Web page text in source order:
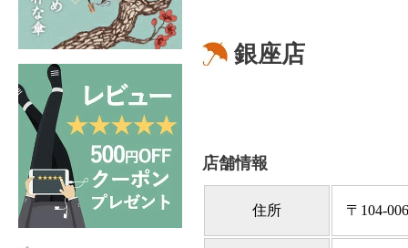
銀座店
店舗情報
住所 〒104-